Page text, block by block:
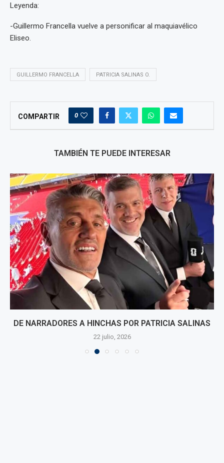
Leyenda:
-Guillermo Francella vuelve a personificar al maquiavélico
Eliseo.
GUILLERMO FRANCELLA PATRICIA SALINAS O.
COMPARTIR 0
TAMBIÉN TE PUEDE INTERESAR
DE NARRADORES A HINCHAS POR PATRICIA SALINAS
22 julio, 2026